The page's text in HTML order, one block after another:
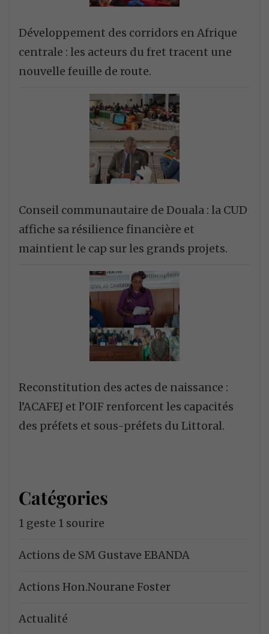
Développement des corridors en Afrique
centrale : les acteurs du fret tracent une
nouvelle feuille de route.
Conseil communautaire de Douala : la CUD
affiche sa résilience financière et
maintient le cap sur les grands projets.
Reconstitution des actes de naissance :
l’ACAFEJ et l’OIF renforcent les capacités
des préfets et sous-préfets du Littoral.
Catégories
1 geste 1 sourire
Actions de SM Gustave EBANDA
Actions Hon.Nourane Foster
Actualité